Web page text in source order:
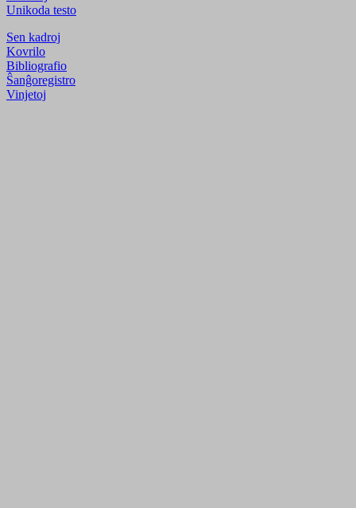
Unikoda testo
Sen kadroj
Kovrilo
Bibliografio
Ŝanĝoregistro
Vinjetoj